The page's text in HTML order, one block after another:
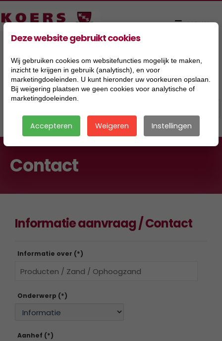
Contact
Informatie aanvraag / Contact
Informatie over (*)
Onderwerp (*)
Aanhef (*)
Deze website gebruikt cookies
Wij gebruiken cookies om websitefuncties mogelijk te maken,
inzicht te krijgen in gebruik (analytisch), en voor
marketingdoeleinden. U kunt hieronder uw voorkeuren opslaan.
Bij weigering plaatsen we geen cookies voor analytische of
marketingdoeleinden.
Accepteren Weigeren Instellingen